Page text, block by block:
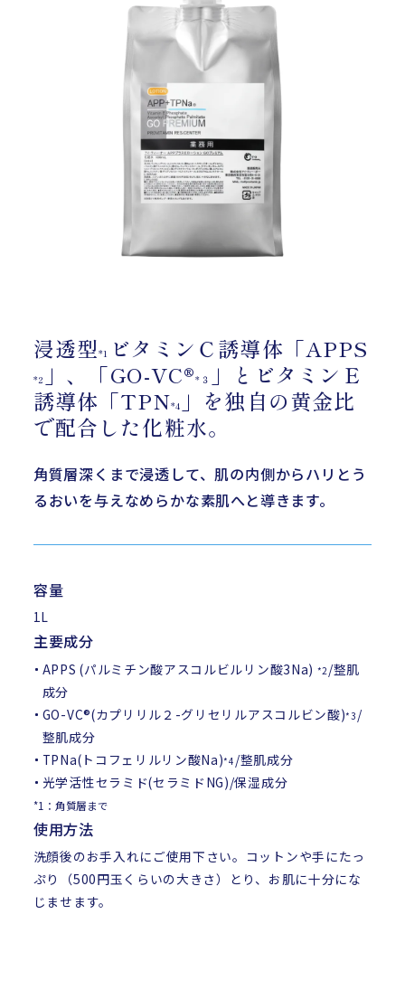
浸透型*1 ビタミンＣ誘導体「APPS
*2 」、「GO-VC®*３
」とビタミンＥ
誘導体「TPN*4 」を独自の黄金比
で配合した化粧水。
角質層深くまで浸透して、肌の内側からハリとう
るおいを与えなめらかな素肌へと導きます。
容量
1L
主要成分
APPS (パルミチン酸アスコルビルリン酸3Na) *2 /整肌
成分
GO-VC®(カプリリル２-グリセリルアスコルビン酸)*3 /
整肌成分
TPNa(トコフェリルリン酸Na)*4 /整肌成分
光学活性セラミド(セラミドNG)/保湿成分
*1：角質層まで
使用方法
洗顔後のお手入れにご使用下さい。コットンや手にたっ
ぷり（500円玉くらいの大きさ）とり、お肌に十分にな
じませます。